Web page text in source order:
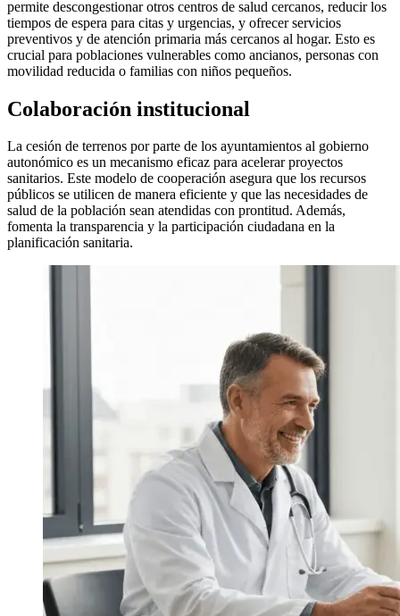
permite descongestionar otros centros de salud cercanos, reducir los
tiempos de espera para citas y urgencias, y ofrecer servicios
preventivos y de atención primaria más cercanos al hogar. Esto es
crucial para poblaciones vulnerables como ancianos, personas con
movilidad reducida o familias con niños pequeños.
Colaboración institucional
La cesión de terrenos por parte de los ayuntamientos al gobierno
autonómico es un mecanismo eficaz para acelerar proyectos
sanitarios. Este modelo de cooperación asegura que los recursos
públicos se utilicen de manera eficiente y que las necesidades de
salud de la población sean atendidas con prontitud. Además,
fomenta la transparencia y la participación ciudadana en la
planificación sanitaria.